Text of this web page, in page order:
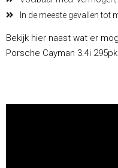
In de meeste gevallen tot
Bekijk hier naast wat er
Porsche Cayman 3.4i